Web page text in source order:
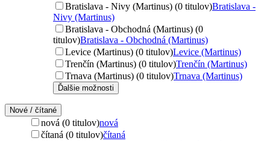
Bratislava - Nivy (Martinus) (0 titulov)Bratislava -
Nivy (Martinus)
Bratislava - Obchodná (Martinus) (0
titulov)Bratislava - Obchodná (Martinus)
Levice (Martinus) (0 titulov)Levice (Martinus)
Trenčín (Martinus) (0 titulov)Trenčín (Martinus)
Trnava (Martinus) (0 titulov)Trnava (Martinus)
Ďalšie možnosti
Nové / čítané
nová (0 titulov)nová
čítaná (0 titulov)čítaná